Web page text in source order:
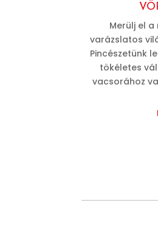
Merülj el
varázslatos
Pincészetünk
tökéletes
vacsorához